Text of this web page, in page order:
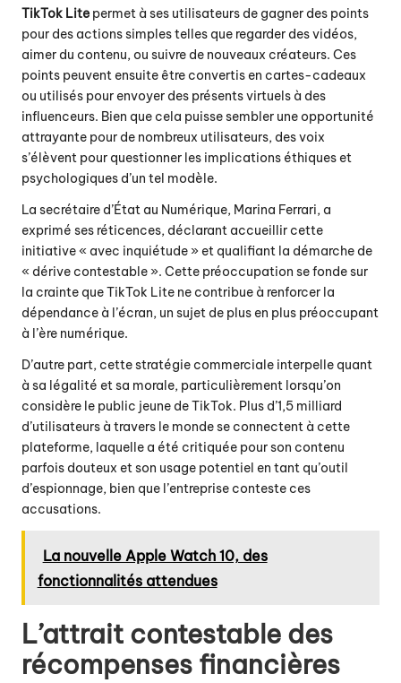
TikTok Lite permet à ses utilisateurs de gagner des points
pour des actions simples telles que regarder des vidéos,
aimer du contenu, ou suivre de nouveaux créateurs. Ces
points peuvent ensuite être convertis en cartes-cadeaux
ou utilisés pour envoyer des présents virtuels à des
influenceurs. Bien que cela puisse sembler une opportunité
attrayante pour de nombreux utilisateurs, des voix
s’élèvent pour questionner les implications éthiques et
psychologiques d’un tel modèle.
La secrétaire d’État au Numérique, Marina Ferrari, a
exprimé ses réticences, déclarant accueillir cette
initiative « avec inquiétude » et qualifiant la démarche de
« dérive contestable ». Cette préoccupation se fonde sur
la crainte que TikTok Lite ne contribue à renforcer la
dépendance à l’écran, un sujet de plus en plus préoccupant
à l’ère numérique.
D’autre part, cette stratégie commerciale interpelle quant
à sa légalité et sa morale, particulièrement lorsqu’on
considère le public jeune de TikTok. Plus d’1,5 milliard
d’utilisateurs à travers le monde se connectent à cette
plateforme, laquelle a été critiquée pour son contenu
parfois douteux et son usage potentiel en tant qu’outil
d’espionnage, bien que l’entreprise conteste ces
accusations.
La nouvelle Apple Watch 10, des
fonctionnalités attendues
L’attrait contestable des
récompenses financières